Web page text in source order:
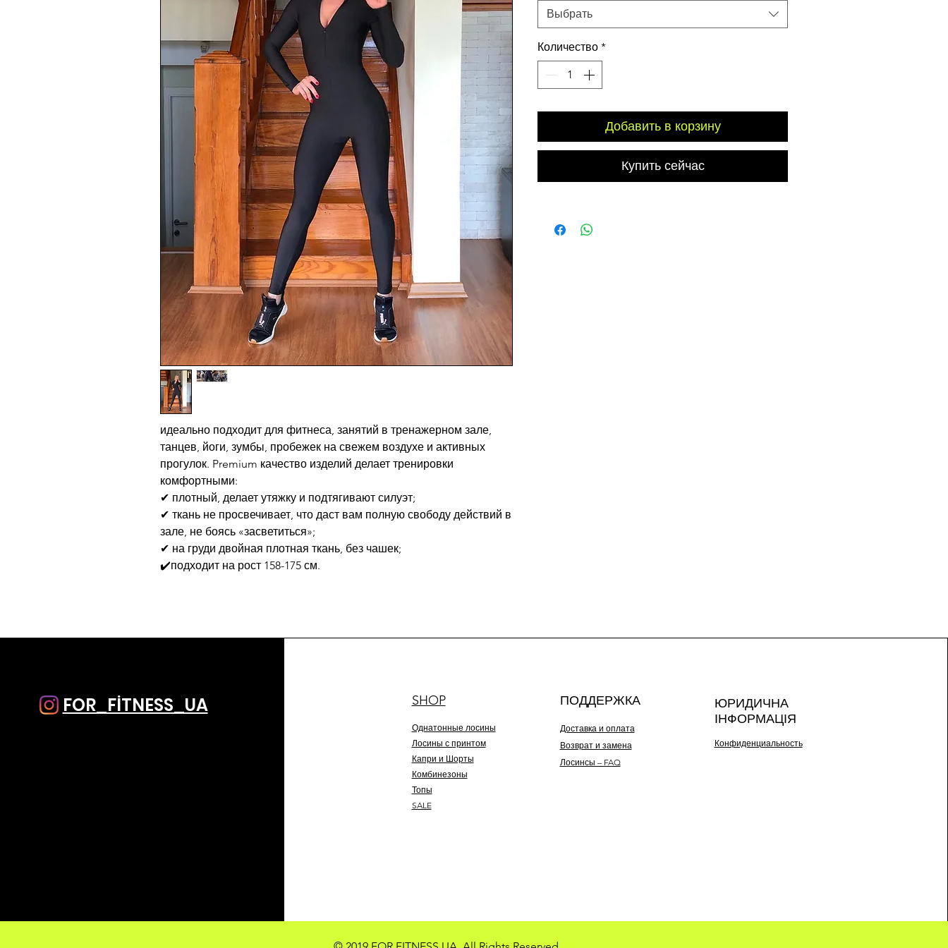
идеально подходит для фитнеса, занятий в тренажерном зале,
танцев, йоги, зумбы, пробежек на свежем воздухе и активных
прогулок. Premium качество изделий делает тренировки
комфортными:
✔ плотный, делает утяжку и подтягивают силуэт;
✔ ткань не просвечивает, что даст вам полную свободу действий в
зале, не боясь «засветиться»;
✔ на груди двойная плотная ткань, без чашек;
✔️подходит на рост 158-175 см.
Выбрать
Количество *
Добавить в корзину
Купить сейчас
FOR_FİTNESS_UA SHOP
Однатонные лосины
Лосины с принтом
Капри и Шорты
Комбинезоны
Топы
SALE
ПОДДЕРЖКА
Доставка и оплата
Возврат и замена
Лосинсы – FAQ
ЮРИДИЧНА
ІНФОРМАЦІЯ
Конфиденциальность